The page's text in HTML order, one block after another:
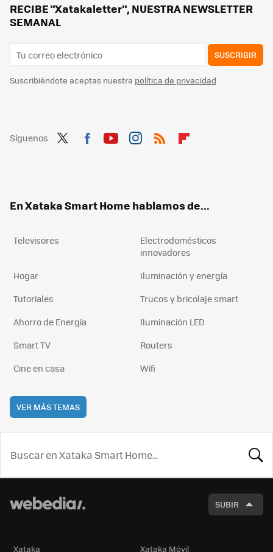
RECIBE "Xatakaletter", NUESTRA NEWSLETTER
SEMANAL
SUSCRIBIR
Suscribiéndote aceptas nuestra política de privacidad
Síguenos
En Xataka Smart Home hablamos de...
Televisores
Electrodomésticos
innovadores
Hogar
Iluminación y energía
Tutoriales
Trucos y bricolaje smart
Ahorro de Energía
Iluminación LED
Smart TV
Routers
Cine en casa
Wifi
VER MÁS TEMAS
SUBIR
Xataka Xataka Móvil